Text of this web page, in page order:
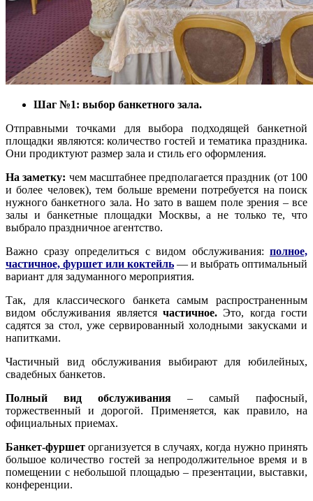
Шаг №1: выбор банкетного зала.
Отправными точками для выбора подходящей банкетной
площадки являются: количество гостей и тематика праздника.
Они продиктуют размер зала и стиль его оформления.
На заметку: чем масштабнее предполагается праздник (от 100
и более человек), тем больше времени потребуется на поиск
нужного банкетного зала. Но зато в вашем поле зрения – все
залы и банкетные площадки Москвы, а не только те, что
выбрало праздничное агентство.
Важно сразу определиться с видом обслуживания: полное,
частичное, фуршет или коктейль — и выбрать оптимальный
вариант для задуманного мероприятия.
Так, для классического банкета самым распространенным
видом обслуживания является частичное. Это, когда гости
садятся за стол, уже сервированный холодными закусками и
напитками.
Частичный вид обслуживания выбирают для юбилейных,
свадебных банкетов.
Полный вид обслуживания – самый пафосный,
торжественный и дорогой. Применяется, как правило, на
официальных приемах.
Банкет-фуршет организуется в случаях, когда нужно принять
большое количество гостей за непродолжительное время и в
помещении с небольшой площадью – презентации, выставки,
конференции.